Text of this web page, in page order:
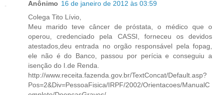
Anônimo 16 de janeiro de 2012 às 03:59
Colega Tito Lívio,
Meu marido teve câncer de próstata, o médico que o
operou, credenciado pela CASSI, forneceu os devidos
atestados,deu entrada no orgão responsável pela fopag,
ele não é do Banco, passou por perícia e conseguiu a
isenção do I.de Renda.
http://www.receita.fazenda.gov.br/TextConcat/Default.asp?
Pos=2&Div=PessoaFisica/IRPF/2002/Orientacoes/ManualC